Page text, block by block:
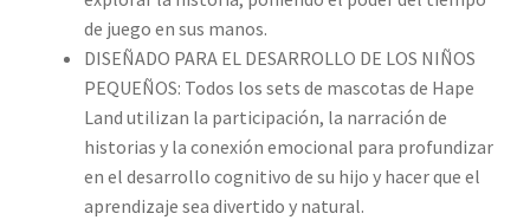
de juego en sus manos.
DISEÑADO PARA EL DESARROLLO DE LOS NIÑOS
PEQUEÑOS: Todos los sets de mascotas de Hape
Land utilizan la participación, la narración de
historias y la conexión emocional para profundizar
en el desarrollo cognitivo de su hijo y hacer que el
aprendizaje sea divertido y natural.